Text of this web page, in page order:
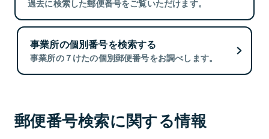
過去に検索した郵便番号をご覧いただけます。
事業所の個別番号を検索する
事業所の７けたの個別郵便番号をお調べします。
郵便番号検索に関する情報